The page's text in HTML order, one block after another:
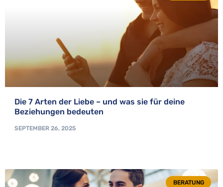
Die 7 Arten der Liebe – und was sie für deine
Beziehungen bedeuten
SEPTEMBER 26, 2025
BERATUNG